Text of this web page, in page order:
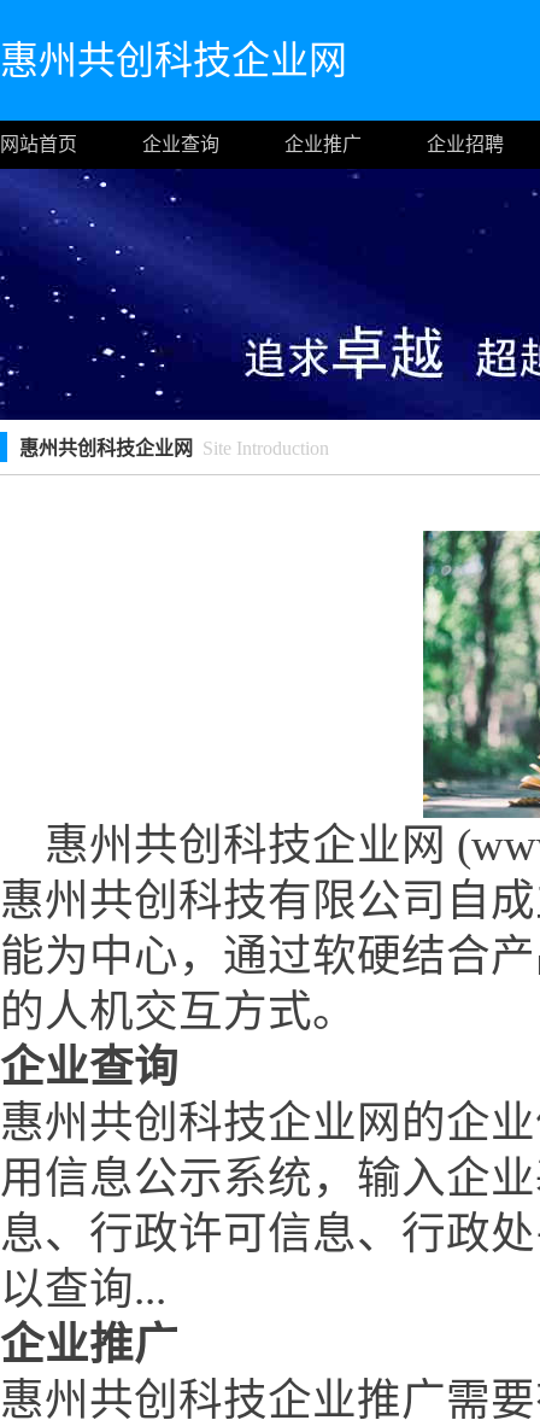
惠州共创科技企业网
网站首页 企业查询 企业推广 企业招聘
惠州共创科技企业网 Site Introduction
惠州共创科技企业网
惠州共创科技有限公司自
能为中心，通过软硬结合
的人机交互方式。
企业查询
惠州共创科技企业网的企
用信息公示系统，输入企
息、行政许可信息、行政
以查询...
企业推广
惠州共创科技企业推广需